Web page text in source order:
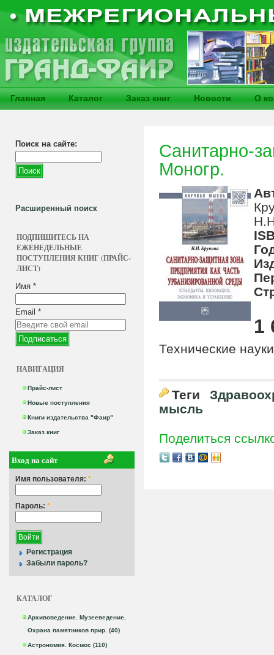
Главная Каталог Заказ книг Новости О
Поиск на сайте:
Расширенный поиск
ПОДПИШИТЕСЬ НА
ЕЖЕНЕДЕЛЬНЫЕ
ПОСТУПЛЕНИЯ КНИГ (ПРАЙС-
ЛИСТ)
Имя *
Email *
НАВИГАЦИЯ
Прайс-лист
Новые поступления
Книги издательства "Фаир"
Заказ книг
Вход на сайт
Имя пользователя: *
Пароль: *
Регистрация
Забыли пароль?
КАТАЛОГ
Архивоведение. Музееведение.
Охрана памятников прир. (40)
Астрономия. Космос (110)
Санитарно-
Моногр.
1
Технические
Теги
мысль
Поделиться